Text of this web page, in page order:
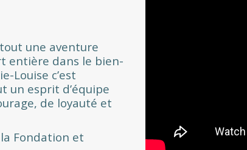
une aventure
entière dans le bien-
Louise c’est
un esprit d’équipe
de loyauté et
Fondation et